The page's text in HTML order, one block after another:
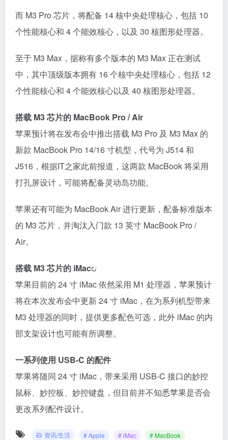
而 M3 Pro 芯片，将配备 14 核中央处理核心，包括 10
个性能核心和 4 个能效核心，以及 30 核图形处理器。
至于 M3 Max，据称有多个版本的 M3 Max 正在测试
中，其中顶级版本拥有 16 个核中央处理核心，包括 12
个性能核心和 4 个能效核心以及 40 核图形处理器。
搭载 M3 芯片的 MacBook Pro / Air
苹果预计将在发布会中推出搭载 M3 Pro 及 M3 Max 的
新款 MacBook Pro 14/16 寸机型，代号为 J514 和
J516，根据IT之家此前报道，这两款 MacBook 将采用
打孔屏设计，可能将配备灵动岛功能。
苹果还有可能为 MacBook Air 进行更新，配备标准版本
的 M3 芯片，并淘汰入门款 13 英寸 MacBook Pro /
Air。
搭载 M3 芯片的 iMac
苹果目前的 24 寸 iMac 依然采用 M1 处理器，苹果预计
将在本次发布会中更新 24 寸 iMac，在为系列机型带来
M3 处理器的同时，提供更多配色可选，此外 iMac 的内
部支架设计也可能有所调整。
一系列使用 USB-C 的配件
苹果将随同 24 寸 iMac，带来采用 USB-C 接口的妙控
鼠标、妙控板、妙控键盘，但目前并不知悉苹果是否会
更改系列配件设计。
资讯/生活 # Apple # iMac
# MacBook